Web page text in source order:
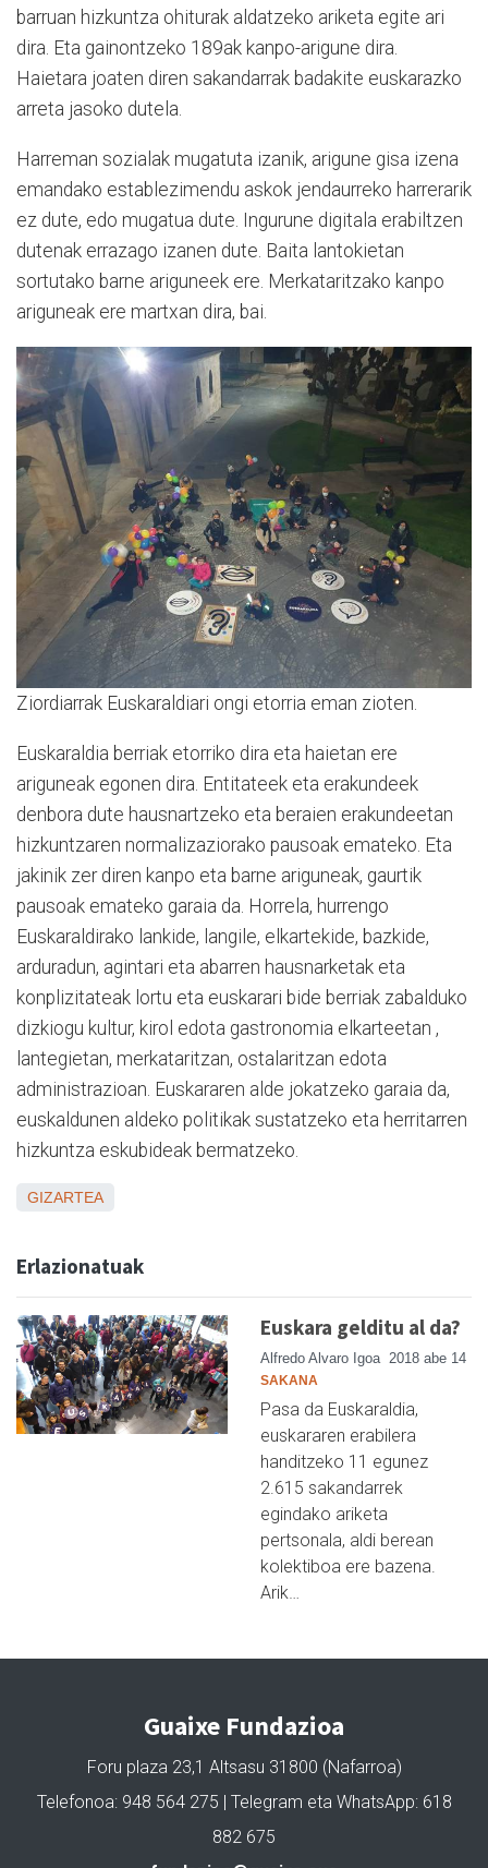
barruan hizkuntza ohiturak aldatzeko ariketa egite ari
dira. Eta gainontzeko 189ak kanpo-arigune dira.
Haietara joaten diren sakandarrak badakite euskarazko
arreta jasoko dutela.
Harreman sozialak mugatuta izanik, arigune gisa izena
emandako establezimendu askok jendaurreko harrerarik
ez dute, edo mugatua dute. Ingurune digitala erabiltzen
dutenak errazago izanen dute. Baita lantokietan
sortutako barne ariguneek ere. Merkataritzako kanpo
ariguneak ere martxan dira, bai.
Ziordiarrak Euskaraldiari ongi etorria eman zioten.
Euskaraldia berriak etorriko dira eta haietan ere
ariguneak egonen dira. Entitateek eta erakundeek
denbora dute hausnartzeko eta beraien erakundeetan
hizkuntzaren normalizaziorako pausoak emateko. Eta
jakinik zer diren kanpo eta barne ariguneak, gaurtik
pausoak emateko garaia da. Horrela, hurrengo
Euskaraldirako lankide, langile, elkartekide, bazkide,
arduradun, agintari eta abarren hausnarketak eta
konplizitateak lortu eta euskarari bide berriak zabalduko
dizkiogu kultur, kirol edota gastronomia elkarteetan ,
lantegietan, merkataritzan, ostalaritzan edota
administrazioan. Euskararen alde jokatzeko garaia da,
euskaldunen aldeko politikak sustatzeko eta herritarren
hizkuntza eskubideak bermatzeko.
GIZARTEA
Erlazionatuak
Euskara gelditu al da?
Alfredo Alvaro Igoa 2018 abe 14
SAKANA
Pasa da Euskaraldia,
euskararen erabilera
handitzeko 11 egunez
2.615 sakandarrek
egindako ariketa
pertsonala, aldi berean
kolektiboa ere bazena.
Arik…
Guaixe Fundazioa
Foru plaza 23,1 Altsasu 31800 (Nafarroa)
Telefonoa: 948 564 275 | Telegram eta WhatsApp: 618
882 675